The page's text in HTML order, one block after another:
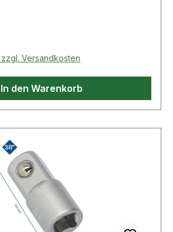
Versandkosten
In den Warenkorb